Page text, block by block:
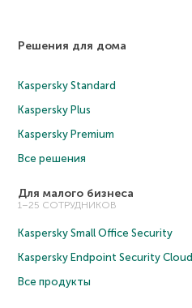
Решения для дома
Kaspersky Standard
Kaspersky Plus
Kaspersky Premium
Все решения
Для малого бизнеса
1–25 СОТРУДНИКОВ
Kaspersky Small Office Security
Kaspersky Endpoint Security Cloud
Все продукты